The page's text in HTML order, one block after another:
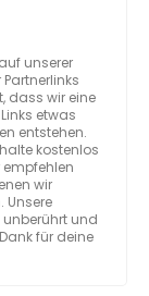
unserer
dass wir eine
etwas
entstehen.
kostenlos
empfehlen
wir
Unsere
und
für deine